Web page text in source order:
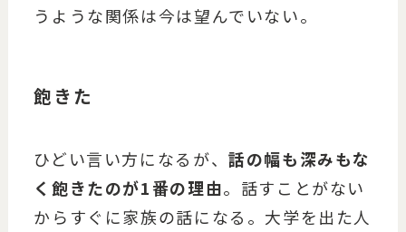
うような関係は今は望んでいない。
飽きた
ひどい言い方になるが、話の幅も深みもな
く飽きたのが1番の理由。話すことがない
からすぐに家族の話になる。大学を出た人